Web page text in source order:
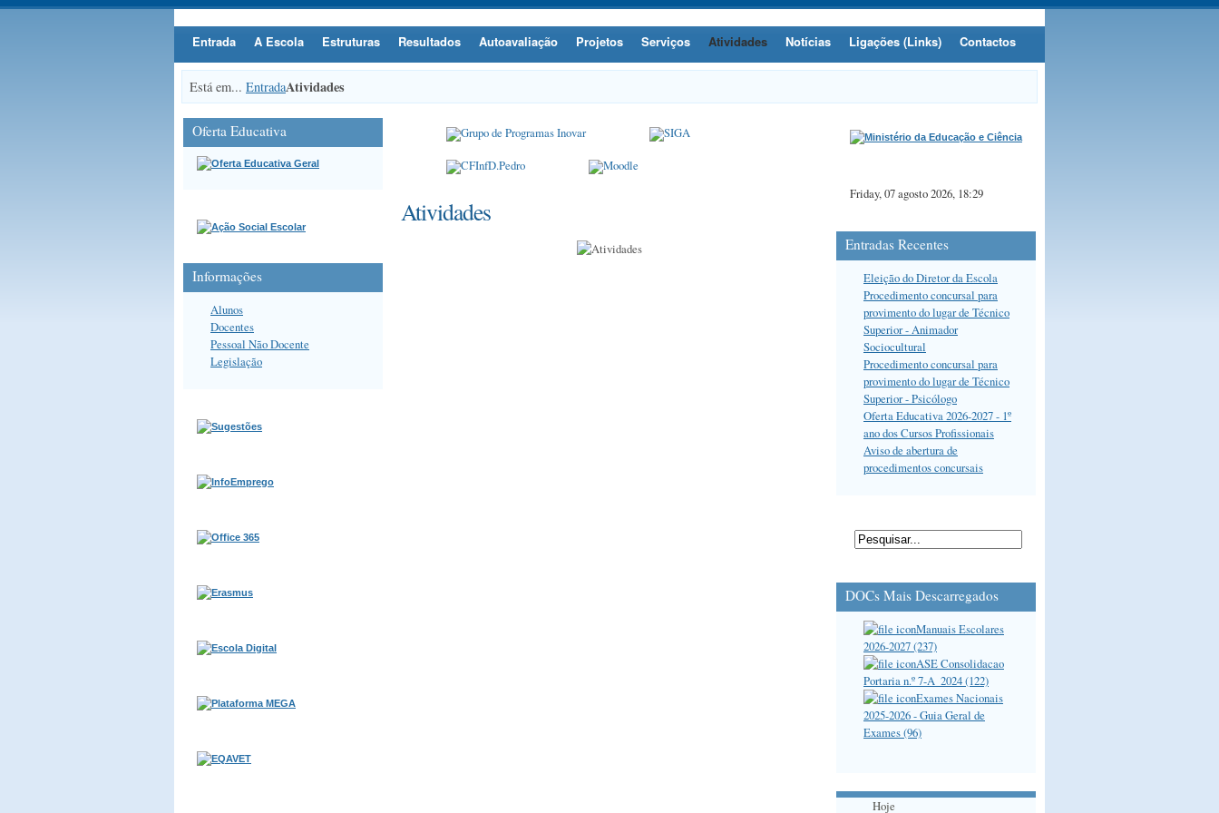
Entrada A Escola Estruturas Resultados Autoavaliação Projetos Serviços Atividades Notícias Ligações (Links) Contactos
Está em... EntradaAtividades
Atividades
Oferta Educativa
Informações
Alunos
Docentes
Pessoal Não Docente
Legislação
Friday, 07 agosto 2026, 18:29
Entradas Recentes
Eleição do Diretor da Escola
Procedimento concursal para
provimento do lugar de Técnico
Superior - Animador
Sociocultural
Procedimento concursal para
provimento do lugar de Técnico
Superior - Psicólogo
Oferta Educativa 2026-2027 - 1º
ano dos Cursos Profissionais
Aviso de abertura de
procedimentos concursais
DOCs Mais Descarregados
Manuais Escolares
2026-2027 (237)
ASE Consolidacao
Portaria n.º 7-A_2024 (122)
Exames Nacionais
2025-2026 - Guia Geral de
Exames (96)
Hoje